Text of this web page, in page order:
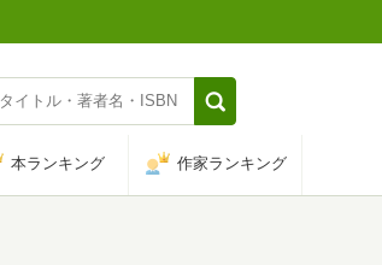
本ランキング 作家ランキング